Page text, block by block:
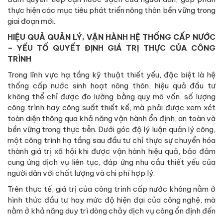
thực hiện các mục tiêu phát triển nông thôn bền vững trong
giai đoạn mới.
HIỆU QUẢ QUẢN LÝ, VẬN HÀNH HỆ THỐNG CẤP NƯỚC
– YẾU TỐ QUYẾT ĐỊNH GIÁ TRỊ THỰC CỦA CÔNG
TRÌNH
Trong lĩnh vực hạ tầng kỹ thuật thiết yếu, đặc biệt là hệ
thống cấp nước sinh hoạt nông thôn, hiệu quả đầu tư
không thể chỉ được đo lường bằng quy mô vốn, số lượng
công trình hay công suất thiết kế, mà phải được xem xét
toàn diện thông qua khả năng vận hành ổn định, an toàn và
bền vững trong thực tiễn. Dưới góc độ lý luận quản lý công,
một công trình hạ tầng sau đầu tư chỉ thực sự chuyển hóa
thành giá trị xã hội khi được vận hành hiệu quả, bảo đảm
cung ứng dịch vụ liên tục, đáp ứng nhu cầu thiết yếu của
người dân với chất lượng và chi phí hợp lý.
Trên thực tế, giá trị của công trình cấp nước không nằm ở
hình thức đầu tư hay mức độ hiện đại của công nghệ, mà
nằm ở khả năng duy trì dòng chảy dịch vụ công ổn định đến